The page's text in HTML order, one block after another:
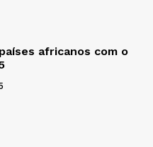
africanos com o